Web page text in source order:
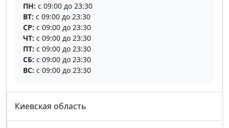
ПН: с 09:00 до 23:30
ВТ: с 09:00 до 23:30
СР: с 09:00 до 23:30
ЧТ: с 09:00 до 23:30
ПТ: с 09:00 до 23:30
СБ: с 09:00 до 23:30
ВС: с 09:00 до 23:30
Киевская область